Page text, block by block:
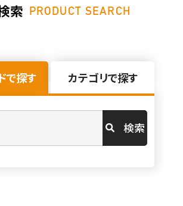
索 PRODUCT SEARCH
で探す カテゴリで探す
検索